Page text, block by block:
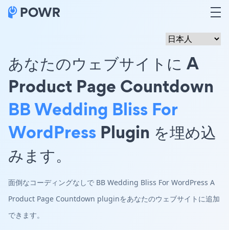
あなたのウェブサイトに A
Product Page Countdown
BB Wedding Bliss For
WordPress Plugin を埋め込
みます。
面倒なコーディングなしで BB Wedding Bliss For WordPress A
Product Page Countdown pluginをあなたのウェブサイトに追加
できます。